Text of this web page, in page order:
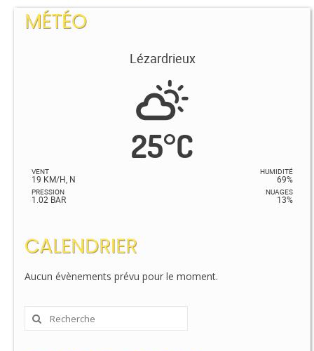
MÉTÉO
Lézardrieux
25°C
VENT
19 KM/H, N
PRESSION
1.02 BAR
HUMIDITÉ
69%
NUAGES
13%
CALENDRIER
Aucun évènements prévu pour le moment.
Rechercher
: